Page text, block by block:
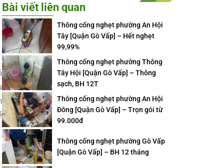
Bài viết liên quan
Thông cống nghẹt phường An Hội
Tây [Quận Gò Vấp] – Hết nghẹt
99,99%
Thông cống nghẹt phường Thông
Tây Hội [Quận Gò Vấp] – Thông
sạch, BH 12T
Thông cống nghẹt phường An Hội
Đông [Quận Gò Vấp] – Trọn gói từ
99.000đ
Thông cống nghẹt phường Gò Vấp
[Quận Gò Vấp] – BH 12 tháng